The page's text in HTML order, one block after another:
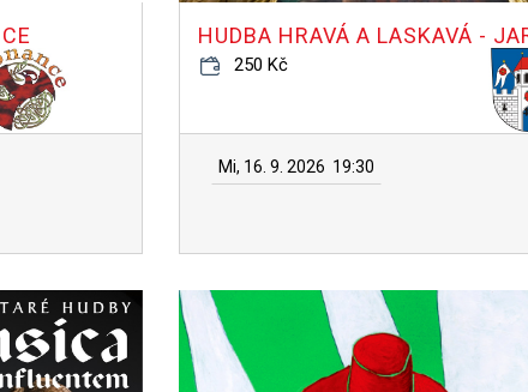
250 Kč
Mi, 16. 9. 2026 19:30